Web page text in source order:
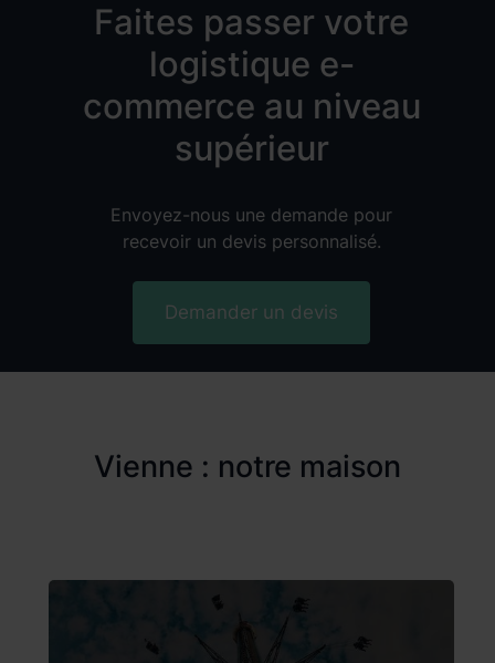
Faites passer votre
logistique e-
commerce au niveau
supérieur
Envoyez-nous une demande pour
recevoir un devis personnalisé.
Demander un devis
Vienne : notre maison